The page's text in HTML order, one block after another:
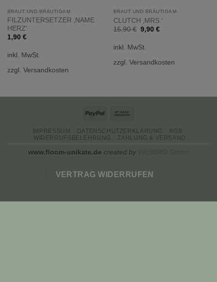
BRAUT UND BRÄUTIGAM
FILZUNTERSETZER ‚NAME
HERZ‘
1,90 €
inkl. MwSt.
zzgl. Versandkosten
BRAUT UND BRÄUTIGAM
CLUTCH ‚MRS.‘
15,90€ Ursprünglicher
15,90 €
9,90 €Aktueller
inkl. MwSt.
zzgl. Versandkosten
PayPal
IMPRESSUM DATENSCHUTZERKLÄRUNG
AGB
WIDERRUFSBELEHRUNG
ZAHLUNG & VERSAND
www.floom-unikate.de created by
VERTRAG WIDERRUFEN